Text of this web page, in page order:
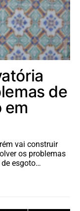
de
em
vai construir
os problemas
esgoto…